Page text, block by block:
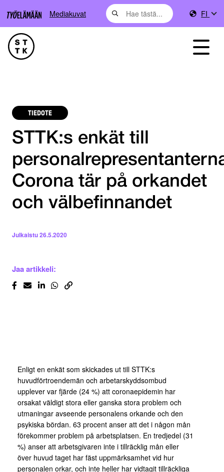
Mediakuvat FI
TIEDOTE
STTK:s enkät till
Corona tär på orkandet
och välbefinnandet
Julkaistu26.5.2020
Jaa artikkeli:
Enligt en enkät som skickades ut till STTK:s
huvudförtroendemän och arbetarskyddsombud
upplever var fjärde (24 %) att coronaepidemin har
orsakat väldigt stora eller ganska stora problem och
utmaningar avseende personalens orkande och den
psykiska bördan. 63 procent anser att det i någon mån
förekommer problem på arbetsplatsen. En tredjedel (31
%) anser att arbetsgivaren inte i tillräcklig mån eller
över huvud taget har fäst uppmärksamhet vid hur
personalen orkar, och inte heller har vidtagit tillräckliga